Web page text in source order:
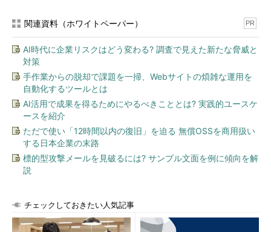
関連資料（ホワイトペーパー） PR
AI時代に企業リスクはどう変わる? 調査で見えた新たな脅威と
対策
手作業からの脱却で課題を一掃、Webサイトの煩雑な運用を
自動化するツールとは
AI活用で成果を得るためにやるべきこととは? 実践的ユースケ
ースを紹介
ただで使い「12時間以内の復旧」を迫る 無償OSSを商用扱い
する日本企業の末路
標的型攻撃メールを見破るには? サンプル文面を例に傾向を解
説
チェックしておきたい人気記事